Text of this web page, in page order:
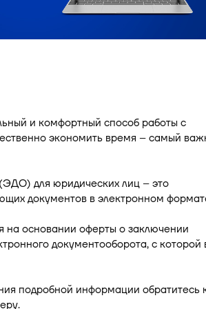
и комфортный способ работы с
экономить время – самый
для юридических лиц – это
документов в электронном
на основании оферты о заключении
документооборота, с которой
подробной информации обратитесь